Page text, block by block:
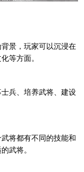
景，玩家可以沉浸在
等方面。
兵、培养武将、建设
将都有不同的技能和
武将。